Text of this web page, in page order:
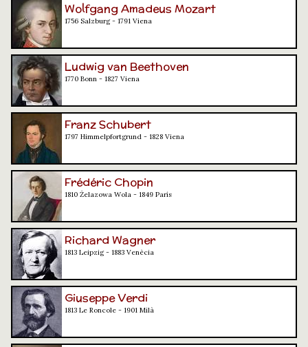
Wolfgang Amadeus Mozart
1756 Salzburg - 1791 Viena
Ludwig van Beethoven
1770 Bonn - 1827 Viena
Franz Schubert
1797 Himmelpfortgrund - 1828 Viena
Frédéric Chopin
1810 Żelazowa Wola - 1849 París
Richard Wagner
1813 Leipzig - 1883 Venècia
Giuseppe Verdi
1813 Le Roncole - 1901 Milà